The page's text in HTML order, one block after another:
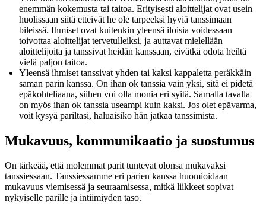
enemmän kokemusta tai taitoa. Erityisesti aloittelijat ovat usein
huolissaan siitä etteivät he ole tarpeeksi hyviä tanssimaan
bileissä. Ihmiset ovat kuitenkin yleensä iloisia voidessaan
toivottaa aloittelijat tervetulleiksi, ja auttavat mielellään
aloittelijoita ja tanssivat heidän kanssaan, eivätkä odota heiltä
vielä paljon taitoa.
Yleensä ihmiset tanssivat yhden tai kaksi kappaletta peräkkäin
saman parin kanssa. On ihan ok tanssia vain yksi, sitä ei pidetä
epäkohteliaana, siihen voi olla monia eri syitä. Samalla tavalla
on myös ihan ok tanssia useampi kuin kaksi. Jos olet epävarma,
voit kysyä pariltasi, haluaisiko hän jatkaa tanssimista.
Mukavuus, kommunikaatio ja suostumus
On tärkeää, että molemmat parit tuntevat olonsa mukavaksi
tanssiessaan. Tanssiessamme eri parien kanssa huomioidaan
mukavuus viemisessä ja seuraamisessa, mitkä liikkeet sopivat
nykyiselle parille ja intiimiyden taso.